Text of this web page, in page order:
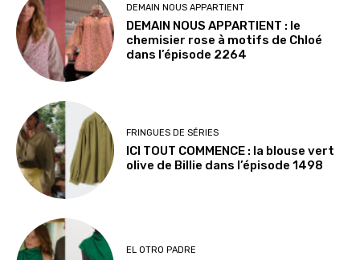
DEMAIN NOUS APPARTIENT
DEMAIN NOUS APPARTIENT : le
chemisier rose à motifs de Chloé
dans l’épisode 2264
FRINGUES DE SÉRIES
ICI TOUT COMMENCE : la blouse vert
olive de Billie dans l’épisode 1498
EL OTRO PADRE